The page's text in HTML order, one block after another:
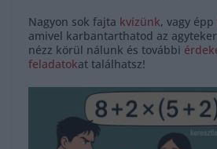
Nagyon sok fajta kvízünk, vagy épp
amivel karbantarthatod az
nézz körül nálunk és további
feladatokat találhatsz!